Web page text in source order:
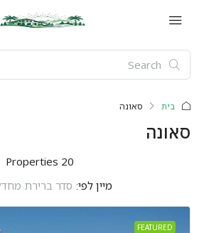
בית סאונה
סאונה
20 Properties
מיין לפי: סדר ברירת
FEATURED